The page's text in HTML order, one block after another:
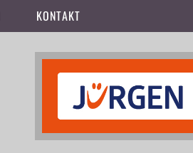
KONTAKT